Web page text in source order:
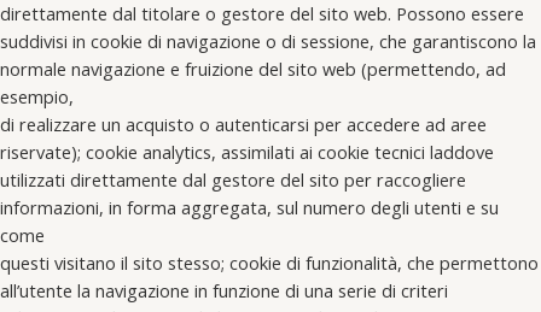
direttamente dal titolare o gestore del sito web. Possono essere
suddivisi in cookie di navigazione o di sessione, che garantiscono la
normale navigazione e fruizione del sito web (permettendo, ad
esempio,
di realizzare un acquisto o autenticarsi per accedere ad aree
riservate); cookie analytics, assimilati ai cookie tecnici laddove
utilizzati direttamente dal gestore del sito per raccogliere
informazioni, in forma aggregata, sul numero degli utenti e su
come
questi visitano il sito stesso; cookie di funzionalità, che permettono
all’utente la navigazione in funzione di una serie di criteri